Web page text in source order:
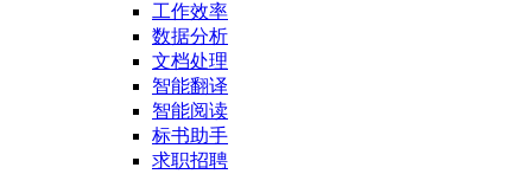
工作效率
数据分析
文档处理
智能翻译
智能阅读
标书助手
求职招聘